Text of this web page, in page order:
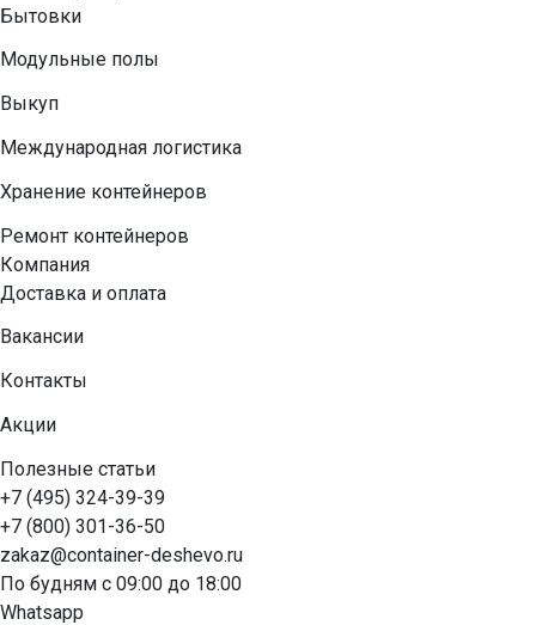
Бытовки
Модульные полы
Выкуп
Международная логистика
Хранение контейнеров
Ремонт контейнеров
Компания
Доставка и оплата
Вакансии
Контакты
Акции
Полезные статьи
+7 (495) 324-39-39
+7 (800) 301-36-50
zakaz@container-deshevo.ru
По будням с 09:00 до 18:00
Whatsapp